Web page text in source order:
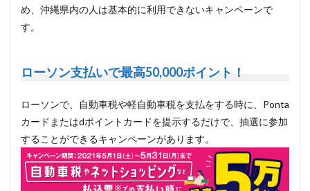
め、沖縄県内の人は基本的に利用できないキャンペーンで
す。
ローソン支払いで最高50,000ポイント！
ローソンで、自動車税や軽自動車税を支払をする時に、Ponta
カードまたはdポイントカードを提示するだけで、抽選に参加
することができるキャンペーンがあります。